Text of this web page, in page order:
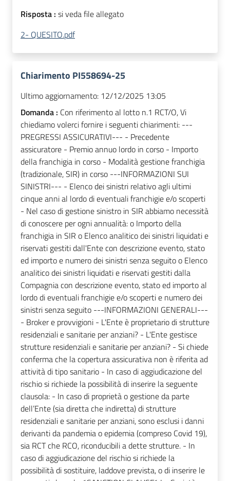
Risposta : si veda file allegato
2- QUESITO.pdf
Chiarimento PI558694-25
Ultimo aggiornamento: 12/12/2025 13:05
Domanda : Con riferimento al lotto n.1 RCT/O, Vi
chiediamo volerci fornire i seguenti chiarimenti: ---
PREGRESSI ASSICURATIVI--- - Precedente
assicuratore - Premio annuo lordo in corso - Importo
della franchigia in corso - Modalità gestione franchigia
(tradizionale, SIR) in corso ---INFORMAZIONI SUI
SINISTRI--- - Elenco dei sinistri relativo agli ultimi
cinque anni al lordo di eventuali franchigie e/o scoperti
- Nel caso di gestione sinistro in SIR abbiamo necessità
di conoscere per ogni annualità: o Importo della
franchigia in SIR o Elenco analitico dei sinistri liquidati e
riservati gestiti dall'Ente con descrizione evento, stato
ed importo e numero dei sinistri senza seguito o Elenco
analitico dei sinistri liquidati e riservati gestiti dalla
Compagnia con descrizione evento, stato ed importo al
lordo di eventuali franchigie e/o scoperti e numero dei
sinistri senza seguito ---INFORMAZIONI GENERALI---
- Broker e provvigioni - L'Ente è proprietario di strutture
residenziali e sanitarie per anziani? - L'Ente gestisce
strutture residenziali e sanitarie per anziani? - Si chiede
conferma che la copertura assicurativa non è riferita ad
attività di tipo sanitario - In caso di aggiudicazione del
rischio si richiede la possibilità di inserire la seguente
clausola: - In caso di proprietà o gestione da parte
dell’Ente (sia diretta che indiretta) di strutture
residenziali e sanitarie per anziani, sono esclusi i danni
derivanti da pandemia o epidemia (compreso Covid 19),
sia RCT che RCO, riconducibili a dette strutture. - In
caso di aggiudicazione del rischio si richiede la
possibilità di sostituire, laddove prevista, o di inserire le